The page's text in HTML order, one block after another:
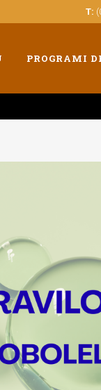
T:
PROGRAMI